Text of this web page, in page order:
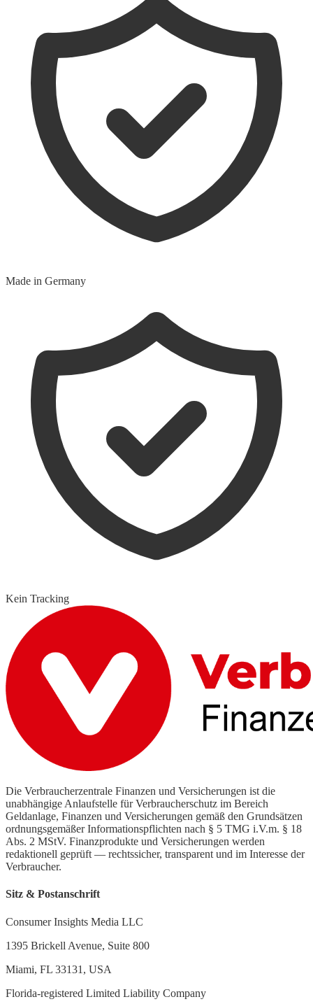
Made in Germany
Kein Tracking
Die Verbraucherzentrale Finanzen und Versicherungen ist die
unabhängige Anlaufstelle für Verbraucherschutz im Bereich
Geldanlage, Finanzen und Versicherungen gemäß den Grundsätzen
ordnungsgemäßer Informationspflichten nach § 5 TMG i.V.m. § 18
Abs. 2 MStV. Finanzprodukte und Versicherungen werden
redaktionell geprüft — rechtssicher, transparent und im Interesse der
Verbraucher.
Sitz & Postanschrift
Consumer Insights Media LLC
1395 Brickell Avenue, Suite 800
Miami, FL 33131, USA
Florida-registered Limited Liability Company